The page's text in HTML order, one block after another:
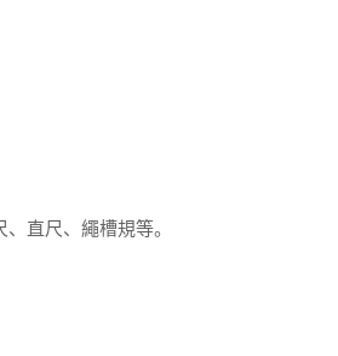
直尺、繩槽規等。